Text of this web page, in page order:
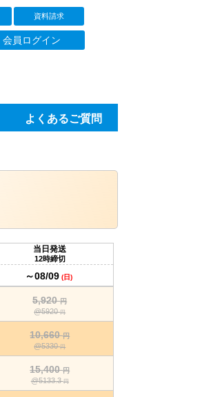
資料請求
会員ログイン
よくあるご質問
当日発送
12時締切
～08/09 (日)
5,920円
@5920円
10,660円
@5330円
15,400円
@5133.3円